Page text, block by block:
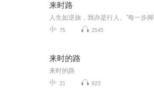
来时路
75 2545
来时的路
来时的路
21 923